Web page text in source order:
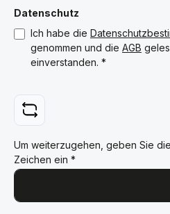
Datenschutz
Ich habe die
genommen und die AGB
einverstanden. *
Um weiterzugehen, geben Sie
Zeichen ein *